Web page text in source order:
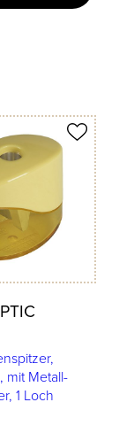
mit Metall-
1 Loch